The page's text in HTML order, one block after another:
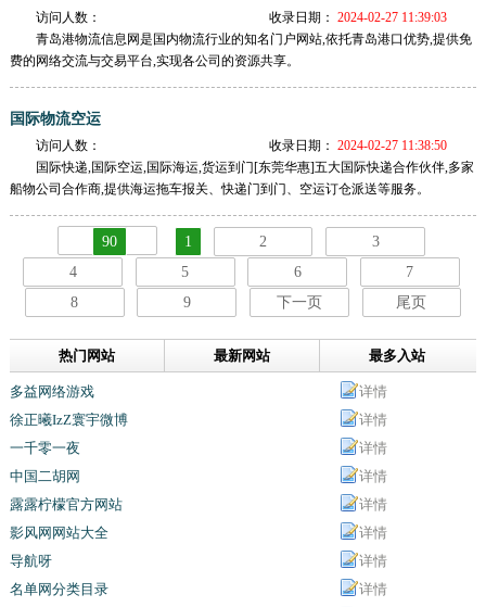
访问人数： 收录日期： 2024-02-27 11:39:03
青岛港物流信息网是国内物流行业的知名门户网站,依托青岛港口优势,提供免
费的网络交流与交易平台,实现各公司的资源共享。
国际物流空运
访问人数： 收录日期： 2024-02-27 11:38:50
国际快递,国际空运,国际海运,货运到门[东莞华惠]五大国际快递合作伙伴,多家
船物公司合作商,提供海运拖车报关、快递门到门、空运订仓派送等服务。
90 1 2
3
4
5 6
7
8
9 下一页 尾页
热门网站 最新网站 最多入站
多益网络游戏
详情
徐正曦IzZ寰宇微博
详情
一千零一夜
详情
中国二胡网
详情
露露柠檬官方网站
详情
影风网网站大全
详情
导航呀
详情
名单网分类目录
详情